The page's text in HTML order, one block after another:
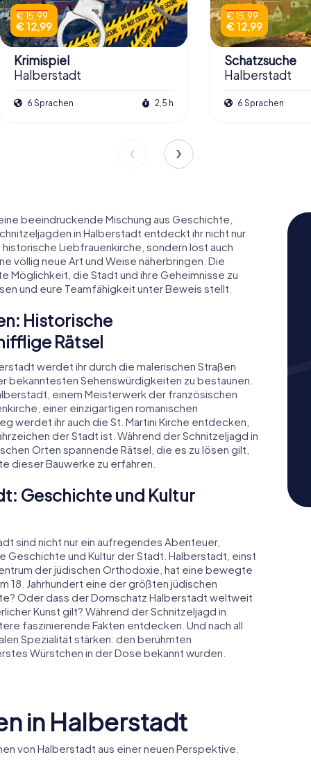
€ 15,99
€ 12,99
Krimispiel
Halberstadt
6 Sprachen 2,5 h
€ 15,99
€ 12,99
Schatzsuche
Halberstadt
6 Sprachen
beeindruckende Mischung aus Geschichte,
in Halberstadt entdeckt ihr nicht nur
Liebfrauenkirche, sondern löst auch
völlig neue Art und Weise näherbringen. Die
Möglichkeit, die Stadt und ihre Geheimnisse zu
und eure Teamfähigkeit unter Beweis stellt.
Historische
Rätsel
werdet ihr durch die malerischen Straßen
Sehenswürdigkeiten zu bestaunen.
einem Meisterwerk der französischen
einer einzigartigen romanischen
werdet ihr auch die St. Martini Kirche entdecken,
der Stadt ist. Während der Schnitzeljagd in
Orten spannende Rätsel, die es zu lösen gilt,
dieser Bauwerke zu erfahren.
Geschichte und Kultur
sind nicht nur ein aufregendes Abenteuer,
Geschichte und Kultur der Stadt. Halberstadt, einst
der jüdischen Orthodoxie, hat eine bewegte
18. Jahrhundert eine der größten jüdischen
Oder dass der Domschatz Halberstadt weltweit
Kunst gilt? Während der Schnitzeljagd in
faszinierende Fakten entdecken. Und nach all
Spezialität stärken: den berühmten
Würstchen in der Dose bekannt wurden.
in Halberstadt
von Halberstadt aus einer neuen Perspektive.